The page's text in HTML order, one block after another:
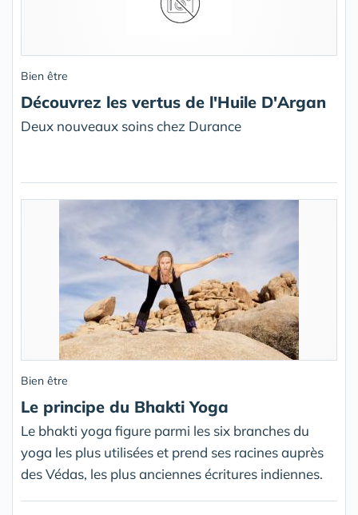
Bien être
Découvrez les vertus de l'Huile D'Argan
Deux nouveaux soins chez Durance
Bien être
Le principe du Bhakti Yoga
Le bhakti yoga figure parmi les six branches du
yoga les plus utilisées et prend ses racines auprès
des Védas, les plus anciennes écritures indiennes.